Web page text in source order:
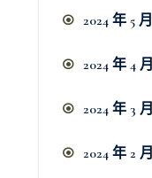
2024 年 5 月
2024 年 4 月
2024 年 3 月
2024 年 2 月